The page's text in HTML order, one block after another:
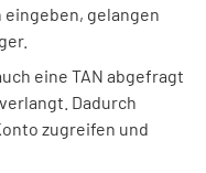
gelangen
eine TAN abgefragt
Dadurch
zugreifen und